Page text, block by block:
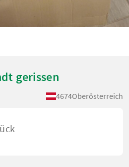
gerissen
4674Oberösterreich